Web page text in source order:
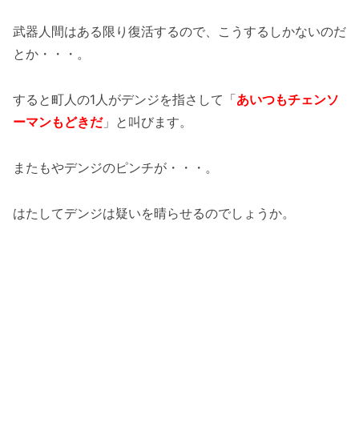
武器人間はある限り復活するので、こうするしかないのだ
とか・・・。
すると町人の1人がデンジを指さして「あいつもチェンソ
ーマンもどきだ」と叫びます。
またもやデンジのピンチが・・・。
はたしてデンジは疑いを晴らせるのでしょうか。